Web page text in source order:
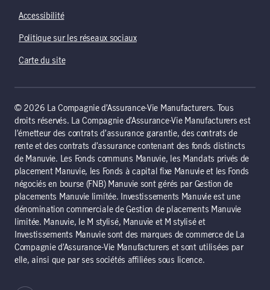
Accessibilité
Politique sur les réseaux sociaux
Carte du site
© 2026 La Compagnie d’Assurance-Vie Manufacturers. Tous
droits réservés. La Compagnie d’Assurance-Vie Manufacturers est
l’émetteur des contrats d’assurance garantie, des contrats de
rente et des contrats d’assurance contenant des fonds distincts
de Manuvie. Les Fonds communs Manuvie, les Mandats privés de
placement Manuvie, les Fonds à capital fixe Manuvie et les Fonds
négociés en bourse (FNB) Manuvie sont gérés par Gestion de
placements Manuvie limitée. Investissements Manuvie est une
dénomination commerciale de Gestion de placements Manuvie
limitée. Manuvie, le M stylisé, Manuvie et M stylisé et
Investissements Manuvie sont des marques de commerce de La
Compagnie d’Assurance-Vie Manufacturers et sont utilisées par
elle, ainsi que par ses sociétés affiliées sous licence.